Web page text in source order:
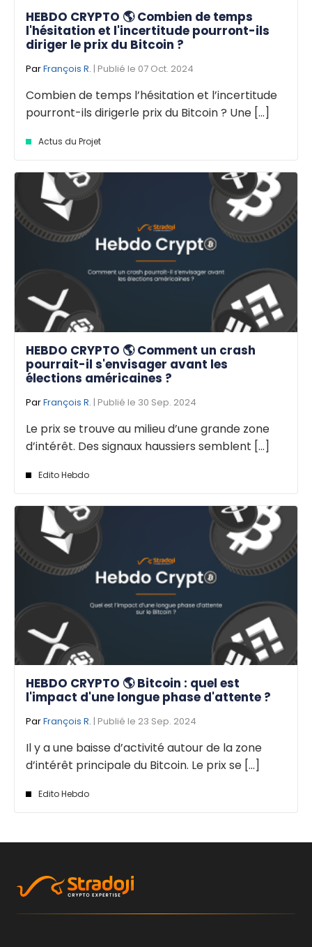
HEBDO CRYPTO 🌎 Combien de temps
l'hésitation et l'incertitude pourront-ils
diriger le prix du Bitcoin ?
ParFrançois R. | Publié le 07 Oct. 2024
Combien de temps l’hésitation et l’incertitude
pourront-ils dirigerle prix du Bitcoin ? Une [...]
Actus du Projet
HEBDO CRYPTO 🌎 Comment un crash
pourrait-il s'envisager avant les
élections américaines ?
ParFrançois R. | Publié le 30 Sep. 2024
Le prix se trouve au milieu d’une grande zone
d’intérêt. Des signaux haussiers semblent [...]
Edito Hebdo
HEBDO CRYPTO 🌎 Bitcoin : quel est
l'impact d'une longue phase d'attente ?
ParFrançois R. | Publié le 23 Sep. 2024
Il y a une baisse d’activité autour de la zone
d’intérêt principale du Bitcoin. Le prix se [...]
Edito Hebdo